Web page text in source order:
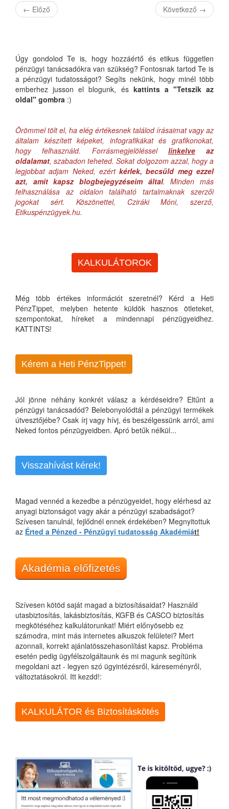
← Előző Következő →
Úgy gondolod Te is, hogy hozzáértő és etikus független
pénzügyi tanácsadókra van szükség? Fontosnak tartod Te is
a pénzügyi tudatosságot? Segíts nekünk, hogy minél több
emberhez jusson el blogunk, és kattints a "Tetszik az
oldal" gombra :)
Örömmel tölt el, ha elég értékesnek találod írásaimat vagy az
általam készített képeket, infografikákat és grafikonokat,
hogy felhasználd. Forrásmegjelöléssel linkelveaz
oldalamat, szabadon teheted. Sokat dolgozom azzal, hogy a
legjobbat adjam Neked, ezértkérlek, becsüld meg ezzel
azt, amit kapsz blogbejegyzéseim által. Minden más
felhasználása az oldalon található tartalmaknak szerzői
jogokat sért. Köszönettel, Cziráki Móni, szerző,
Etikuspénzügyek.hu.
KALKULÁTOROK
Még több értékes információt szeretnél? Kérd a Heti
PénzTippet, melyben hetente küldök hasznos ötleteket,
szempontokat, híreket a mindennapi pénzügyeidhez.
KATTINTS!
Kérem a Heti PénzTippet!
Jól jönne néhány konkrét válasz a kérdéseidre? Eltűnt a
pénzügyi tanácsadód? Belebonyolódtál a pénzügyi termékek
útvesztőjébe? Csak írj vagy hívj, és beszélgessünk arról, ami
Neked fontos pénzügyeidben. Apró betűk nélkül...
Visszahívást kérek!
Magad vennéd a kezedbe a pénzügyeidet, hogy elérhesd az
anyagi biztonságot vagy akár a pénzügyi szabadságot?
Szívesen tanulnál, fejlődnél ennek érdekében? Megnyitottuk
az Érted a Pénzed - Pénzügyi tudatosság Akadémiát!
Akadémia előfizetés
Szívesen kötöd saját magad a biztosításaidat? Használd
utasbiztosítás, lakásbiztosítás, KGFB és CASCO biztosítás
megkötéséhez kalkulátorunkat! Miért előnyösebb ez
számodra, mint más internetes alkuszok felületei? Mert
azonnali, korrekt ajánlatösszehasonlítást kapsz. Probléma
esetén pedig ügyfélszolgáltaunk és mi magunk segítünk
megoldani azt - legyen szó ügyintézésről, káreseményről,
változtatásokról. Itt kezdd!:
KALKULÁTOR és Biztosításkötés